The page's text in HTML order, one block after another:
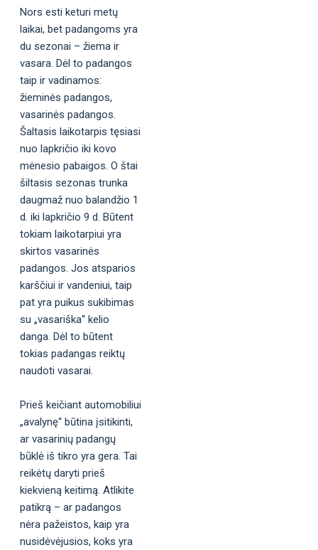
Nors esti keturi metų
laikai, bet padangoms yra
du sezonai – žiema ir
vasara. Dėl to padangos
taip ir vadinamos:
žieminės padangos,
vasarinės padangos.
Šaltasis laikotarpis tęsiasi
nuo lapkričio iki kovo
mėnesio pabaigos. O štai
šiltasis sezonas trunka
daugmaž nuo balandžio 1
d. iki lapkričio 9 d. Būtent
tokiam laikotarpiui yra
skirtos vasarinės
padangos. Jos atsparios
karščiui ir vandeniui, taip
pat yra puikus sukibimas
su „vasariška“ kelio
danga. Dėl to būtent
tokias padangas reiktų
naudoti vasarai.
Prieš keičiant automobiliui
„avalynę“ būtina įsitikinti,
ar vasarinių padangų
būklė iš tikro yra gera. Tai
reikėtų daryti prieš
kiekvieną keitimą. Atlikite
patikrą – ar padangos
nėra pažeistos, kaip yra
nusidėvėjusios, koks yra